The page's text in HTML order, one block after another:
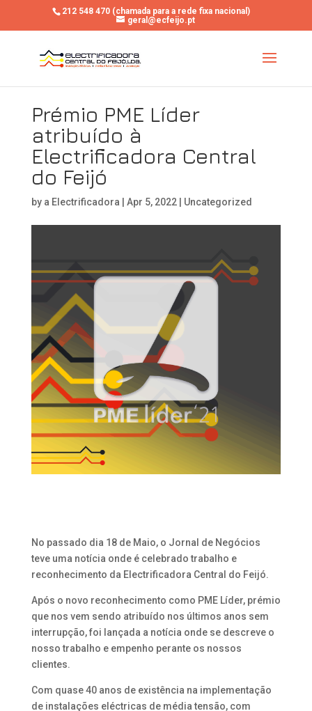
212 548 470 (chamada para a rede fixa nacional)
geral@ecfeijo.pt
Prémio PME Líder
atribuído à
Electrificadora Central
do Feijó
by a Electrificadora Apr 5, 2022| Uncategorized
No passado dia 18 de Maio, o Jornal de Negócios
teve uma notícia onde é celebrado trabalho e
reconhecimento da Electrificadora Central do Feijó.
Após o novo reconhecimento como PME Líder, prémio
que nos vem sendo atribuído nos últimos anos sem
interrupção, foi lançada a notícia onde se descreve o
nosso trabalho e empenho perante os nossos
clientes.
Com quase 40 anos de existência na implementação
de instalações eléctricas de média tensão, com